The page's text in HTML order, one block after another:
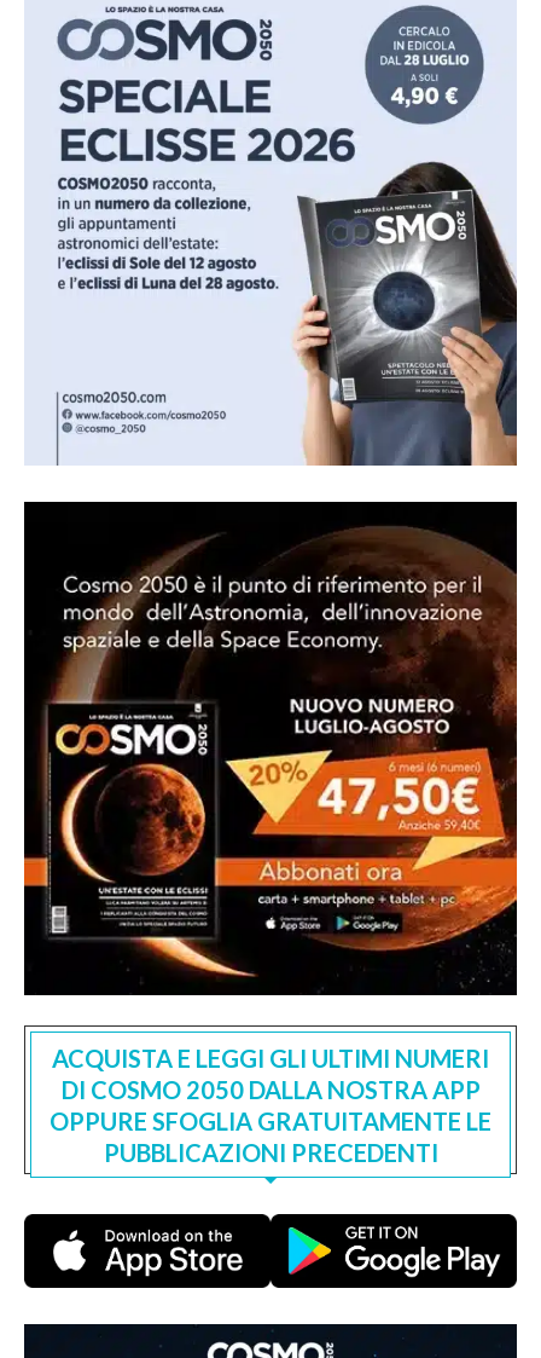
ACQUISTA E LEGGI GLI ULTIMI NUMERI
DI COSMO 2050 DALLA NOSTRA APP
OPPURE SFOGLIA GRATUITAMENTE LE
PUBBLICAZIONI PRECEDENTI